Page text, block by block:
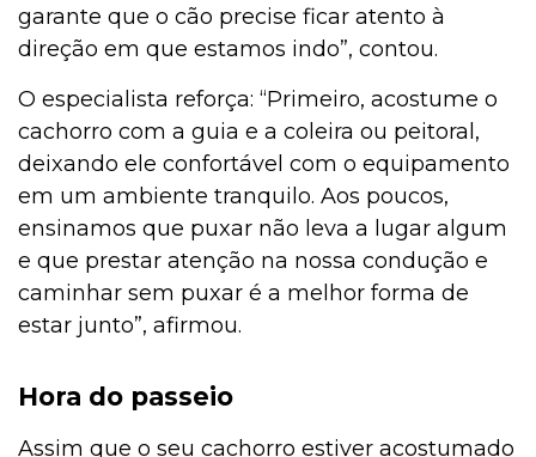
garante que o cão precise ficar atento à
direção em que estamos indo”, contou.
O especialista reforça: “Primeiro, acostume o
cachorro com a guia e a coleira ou peitoral,
deixando ele confortável com o equipamento
em um ambiente tranquilo. Aos poucos,
ensinamos que puxar não leva a lugar algum
e que prestar atenção na nossa condução e
caminhar sem puxar é a melhor forma de
estar junto”, afirmou.
Hora do passeio
Assim que o seu cachorro estiver acostumado